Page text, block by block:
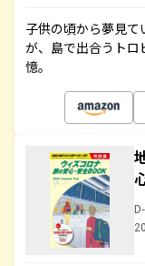
子供の頃から夢見
が、島で出合うト
憶。